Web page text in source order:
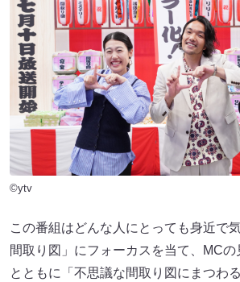
©ytv
この番組はどんな人にとっても身近で
間取り図」にフォーカスを当て、MCの
とともに「不思議な間取り図にまつわ